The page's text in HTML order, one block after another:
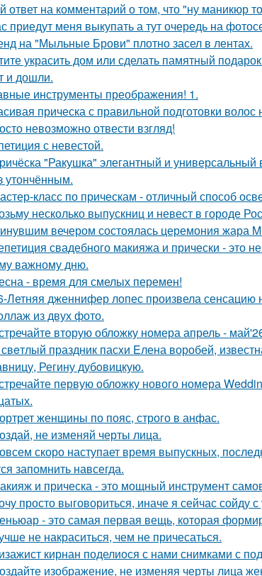
ответ на комментарий о том, что "ну маникюр
приедут меня выкупать а тут очередь на
на "Мыльные Брови" плотно засел в лентах.
украсить дом или сделать памятный
и дошли.
инструменты преображения! 1.
прическа с правильной подготовки волос
невозможно отвести взгляд!
с невестой.
"Ракушка" элегантный и универсальный
утончённым.
класс по прическам - отличный способ
несколько выпускниц и невест в городе
вечером состоялась церемония жара
свадебного макияжа и прически - это
важному дню.
- время для смелых перемен!
Летняя дженнифер лопес произвела
из двух фото.
вторую обложку номера апрель -
праздник пасxи Eлена воробей,
Регину дубoвицкую.
первую обложку нового номера
женщины по пояс, строго в анфас.
не изменяй черты лица.
скоро наступает время выпускных,
запомнить навсегда.
и прическа - это мощный инструмент
просто выговориться, иначе я сейчас сойду
- это самая первая вещь, которая
не накраситься, чем не причесаться.
кирнан поделиося с нами снимками с
изображение, не изменяя черты лица